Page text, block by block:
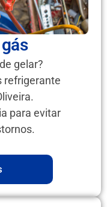
gelar?
refrigerante
para evitar